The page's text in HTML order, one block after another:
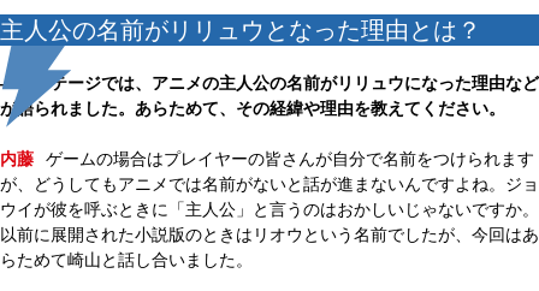
主人公の名前がリリュウとなった理由とは？
——ステージでは、アニメの主人公の名前がリリュウになった理由など
が語られました。あらためて、その経緯や理由を教えてください。
内藤
ゲームの場合はプレイヤーの皆さんが自分で名前をつけられます
が、どうしてもアニメでは名前がないと話が進まないんですよね。ジョ
ウイが彼を呼ぶときに「主人公」と言うのはおかしいじゃないですか。
以前に展開された小説版のときはリオウという名前でしたが、今回はあ
らためて崎山と話し合いました。